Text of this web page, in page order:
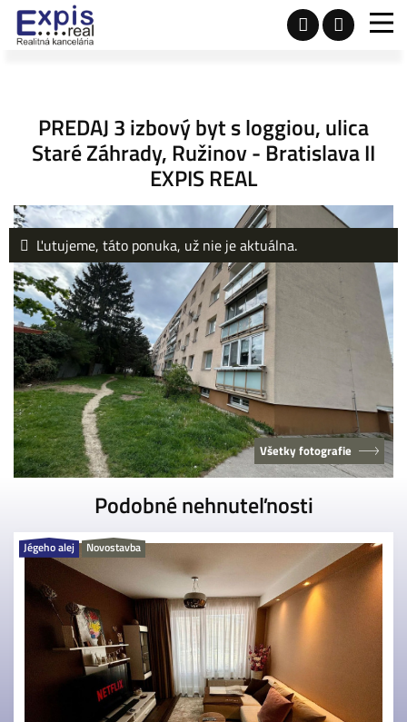
PREDAJ 3 izbový byt s loggiou, ulica
Staré Záhrady, Ružinov - Bratislava II
EXPIS REAL
Ľutujeme, táto ponuka, už nie je aktuálna.
Všetky fotografie
Podobné nehnuteľnosti
Jégeho alej Novostavba